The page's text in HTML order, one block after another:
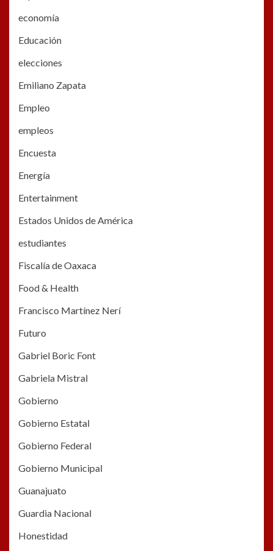
economía
Educación
elecciones
Emiliano Zapata
Empleo
empleos
Encuesta
Energía
Entertainment
Estados Unidos de América
estudiantes
Fiscalía de Oaxaca
Food & Health
Francisco Martínez Nerí
Futuro
Gabriel Boric Font
Gabriela Mistral
Gobierno
Gobierno Estatal
Gobierno Federal
Gobierno Municipal
Guanajuato
Guardia Nacional
Honestidad